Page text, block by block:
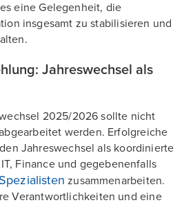
eine Gelegenheit, die
insgesamt zu stabilisieren und
Jahreswechsel als
2025/2026 sollte nicht
werden. Erfolgreiche
Jahreswechsel als koordinierte
Finance und gegebenenfalls
zusammenarbeiten.
Verantwortlichkeiten und eine